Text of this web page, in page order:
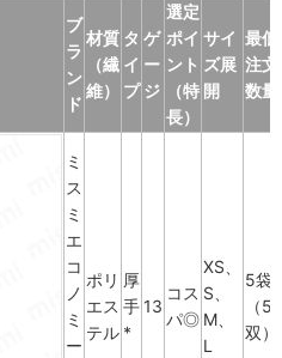
ブ
ラ
ン
ド
材質
（繊
維）
タ
イ
プ
ゲ
ー
ジ
選定
ポイ
ント
（特
長）
サイ
ズ展
開
最低
注文
数量
ミ
ス
ミ
エ
コ
ノ
ミ
ー
ポリ
エス
テル
厚
手
*
13
コス
パ◎
XS、
S、
M、
L
5袋
（50
双）